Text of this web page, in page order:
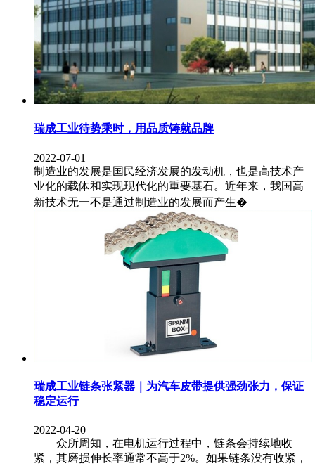
瑞成工业待势乘时，用品质铸就品牌
2022-07-01
制造业的发展是国民经济发展的发动机，也是高技术产
业化的载体和实现现代化的重要基石。近年来，我国高
新技术无一不是通过制造业的发展而产生�
瑞成工业链条张紧器｜为汽车皮带提供强劲张力，保证
稳定运行
2022-04-20
众所周知，在电机运行过程中，链条会持续地收
紧，其磨损伸长率通常不高于2%。如果链条没有收紧，